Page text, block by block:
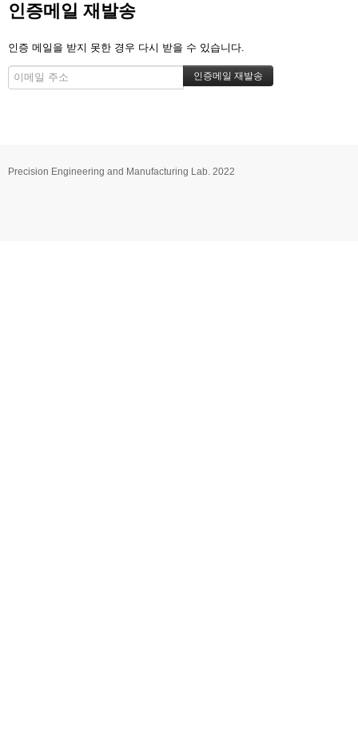
인증메일 재발송
인증 메일을 받지 못한 경우 다시 받을 수 있습니다.
Precision Engineering and Manufacturing Lab. 2022